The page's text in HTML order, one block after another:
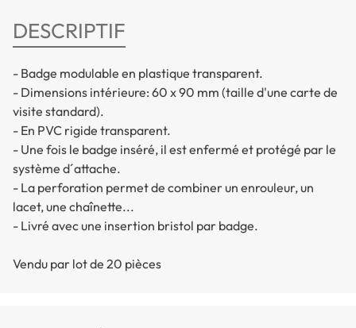
DESCRIPTIF
- Badge modulable en plastique transparent.
- Dimensions intérieure: 60 x 90 mm (taille d'une carte de
visite standard).
- En PVC rigide transparent.
- Une fois le badge inséré, il est enfermé et protégé par le
système d´attache.
- La perforation permet de combiner un enrouleur, un
lacet, une chaînette...
- Livré avec une insertion bristol par badge.
Vendu par lot de 20 pièces